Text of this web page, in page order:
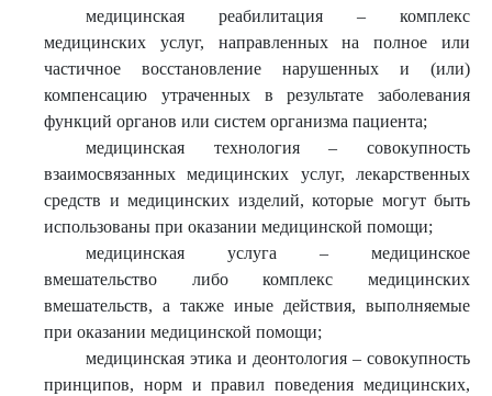
медицинская реабилитация – комплекс
медицинских услуг, направленных на полное или
частичное восстановление нарушенных и (или)
компенсацию утраченных в результате заболевания
функций органов или систем организма пациента;
медицинская технология – совокупность
взаимосвязанных медицинских услуг, лекарственных
средств и медицинских изделий, которые могут быть
использованы при оказании медицинской помощи;
медицинская услуга – медицинское
вмешательство либо комплекс медицинских
вмешательств, а также иные действия, выполняемые
при оказании медицинской помощи;
медицинская этика и деонтология – совокупность
принципов, норм и правил поведения медицинских,